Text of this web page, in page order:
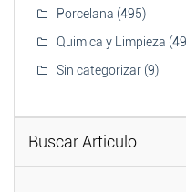
Porcelana (495)
Quimica y Limpieza
Sin categorizar (9)
Buscar Articulo